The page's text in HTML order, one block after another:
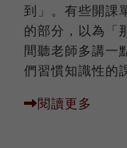
到」。有些開課
的部分，以為「
間聽老師多講一
們習慣知識性的
閱讀更多